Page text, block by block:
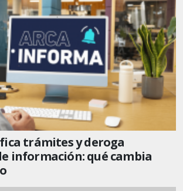
trámites y deroga
información: qué cambia